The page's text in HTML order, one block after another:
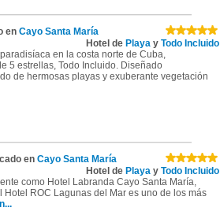
en Cayo Santa María
Hotel de Playay Todo Incluido
en la costa norte de Cuba,
5 estrellas, Todo Incluido. Diseñado
de hermosas playas y exuberante vegetación
en Cayo Santa María
Hotel de Playay Todo Incluido
como Hotel Labranda Cayo Santa María,
ROC Lagunas del Mar es uno de los más